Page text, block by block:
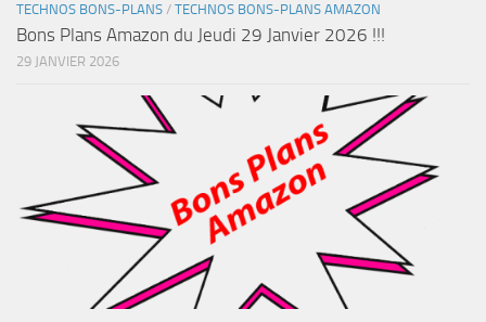
TECHNOS BONS-PLANS / TECHNOS BONS-PLANS AMAZON
Bons Plans Amazon du Jeudi 29 Janvier 2026 !!!
29 JANVIER 2026